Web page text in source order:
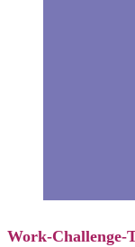
Work-Challenge-